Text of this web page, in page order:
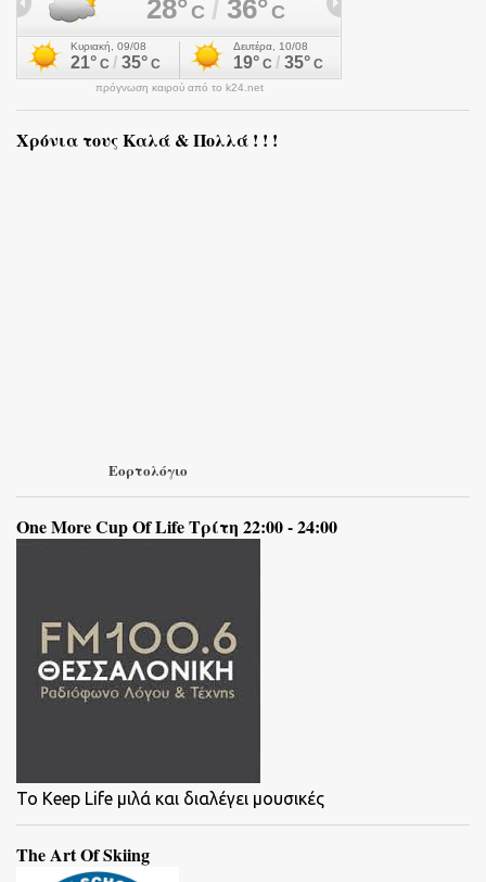
πρόγνωση καιρού από το k24.net
Χρόνια τους Καλά & Πολλά ! ! !
Εορτολόγιο
One More Cup Of Life Τρίτη 22:00 - 24:00
To Keep Life μιλά και διαλέγει μουσικές
The Art Of Skiing